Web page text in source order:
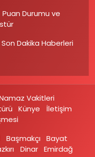
Puan Durumu ve
Son Dakika Haberleri
Vakitleri
Künye
İletişim
Başmakçı
Bayat
Dinar Emirdağ‎